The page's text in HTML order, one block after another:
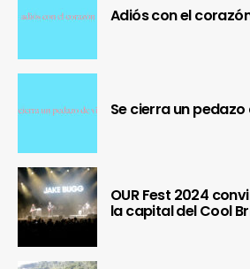
Adiós con el
Se cierra un
OUR Fest 2024
la capital del Cool